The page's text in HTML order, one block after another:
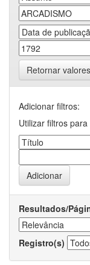
Retornar valores
Adicionar filtros:
Utilizar filtros
Resultados/
Registro(s)